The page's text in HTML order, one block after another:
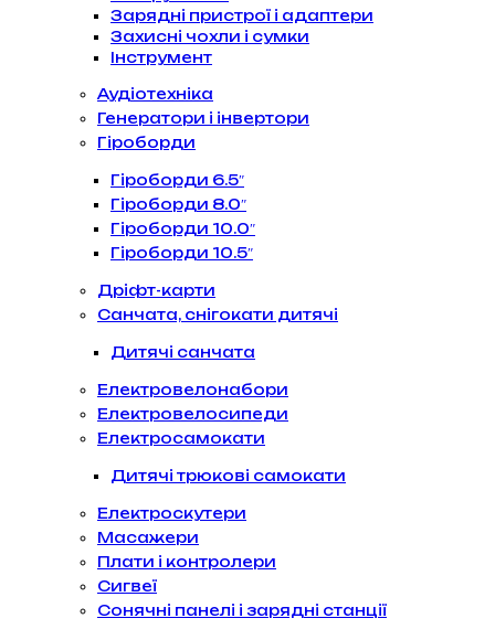
Зарядні пристрої і адаптери
Захисні чохли і сумки
Інструмент
Аудіотехніка
Генератори і інвертори
Гіроборди
Гіроборди 6.5″
Гіроборди 8.0″
Гіроборди 10.0″
Гіроборди 10.5″
Дріфт-карти
Санчата, снігокати дитячі
Дитячі санчата
Електровелонабори
Електровелосипеди
Електросамокати
Дитячі трюкові самокати
Електроскутери
Масажери
Плати і контролери
Сигвеї
Сонячні панелі і зарядні станції